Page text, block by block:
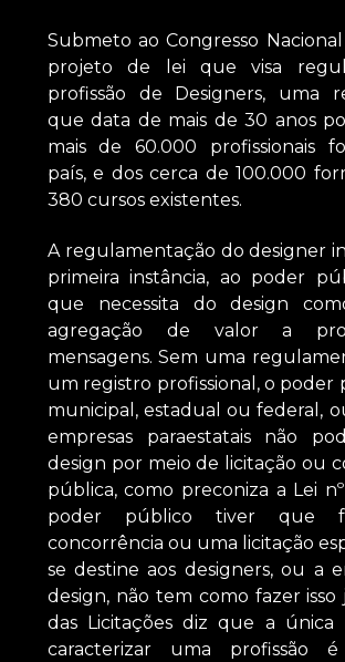
Submeto ao Congresso
projeto de lei que visa
profissão de Designers, uma
que data de mais de 30 anos
mais de 60.000 profissionais
país, e dos cerca de 100.000
380 cursos existentes.
A regulamentação do designer
primeira instância, ao poder
que necessita do design
agregação de valor a
mensagens. Sem uma
um registro profissional, o poder
municipal, estadual ou federal,
empresas paraestatais não
design por meio de licitação ou
pública, como preconiza a Lei
poder público tiver que
concorrência ou uma licitação
se destine aos designers, ou a
design, não tem como fazer isso
das Licitações diz que a única
caracterizar uma profissão